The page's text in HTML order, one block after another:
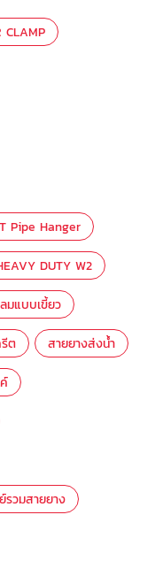
CLAMP
Pipe Hanger
DUTY W2
มแบบเขี้ยว
ต สายยางส่งน้ำ
รวมสายยาง